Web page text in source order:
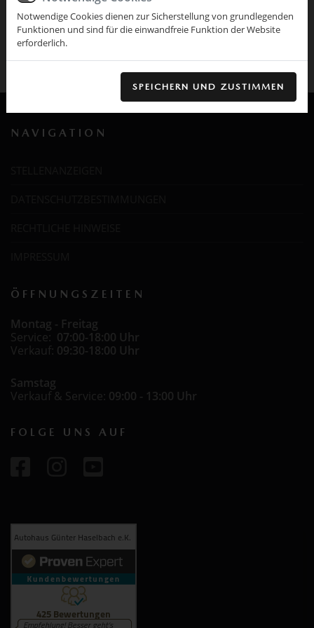
Notwendige Cookies dienen zur Sicherstellung von grundlegenden
Funktionen und sind für die einwandfreie Funktion der Website
erforderlich.
SPEICHERN UND ZUSTIMMEN
+49 162 / 21 38 345
E-Mail:info@autohaus-haselbach.de
NAVIGATION
ÖFFNUNGSZEITEN
Montag - Freitag
Service: 07:00-18:00 Uhr
Verkauf: 09:30-18:00 Uhr
Samstag
Verkauf & Service: 09:00 - 13:00 Uhr
FOLGE UNS AUF